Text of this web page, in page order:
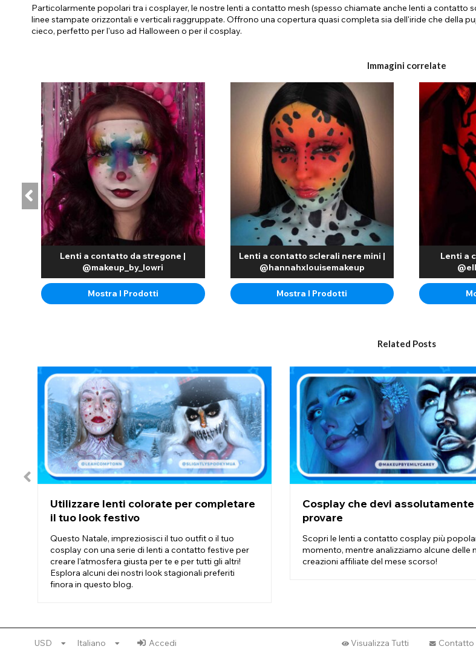
Particolarmente popolari tra i cosplayer, le nostre lenti a contatto mesh (spesso chiamate anche lenti a contatto
linee stampate orizzontali e verticali raggruppate. Offrono una copertura quasi completa sia dell'iride che della
cieco, perfetto per l'uso ad Halloween o per il cosplay.
molto piccoli che lasciano passare un po' di luce. Alcune persone hanno una vista limitata attraverso questi
Le lenti a contatto mesh limiteranno la mia vista?
Sì, a causa della natura delle lenti a contatto a rete, la vista sarà fortemente limitata indossandole, ma non nella
È possibile guidare con le lenti a contatto a rete?
Purtroppo, poiché le lenti a contatto a rete non presentano una pupilla circolare trasparente come le normali
adatte all'uso se si intende guidare o utilizzare macchinari.
Offrendo una vestibilità morbida e confortevole, sono anche resistenti e disponibili in una durata che va dalle
alluminio, sono vendute in coppia e hanno una durata di utilizzo consigliata fino a 8 ore consecutive. Che si
2 ore prima dell'uso. Se si sono scelte lenti a contatto a rete mensili riutilizzabili, assicurarsi di sciacquarle e
importante non superare la durata di utilizzo consigliata per la sicurezza dei propri occhi.
Che tu stia acquistando lenti a contatto bianche a rete, graduate o non graduate, è importante assicurarti che
della lente a contatto con le misure delle lenti per un'esperienza sicura e confortevole. Se stai acquistando lenti
nitida.
Disponibili in una gamma di colori come lenti a contatto a rete bianche, rosse e nere, abbiamo anche una
occhi di personaggi televisivi e cinematografici.
Le nostre lenti a contatto a rete bianche per Halloween sono il colore di lenti più popolare tra i nostri affiliati e
di Halloween. Tra le idee per le nostre lenti a contatto a rete bianche per Halloween ci sono zombie, teschi e
personaggi come pirati, Venom, Catwoman e skin di Fortnite, così come per principesse contorte come
Allo stesso modo, le nostre lenti a contatto nere a rete sono state aggiunte a streghe, personaggi di Scream e
rete si sono dimostrate popolari per il trucco da diavolo e bastoncino di zucchero.
Potresti preferire riservare le tue lenti a contatto colorate a rete per i servizi fotografici a causa della vista
i nostri affiliati e i nostri clienti apprezzano altrettanto l'insolito effetto SFX che conferiscono all'occhio.
Immagini correlate
Lenti a contatto da stregone |
@makeup_by_lowri
Mostra I Prodotti
Lenti a contatto sclerali nere mini |
@hannahxlouisemakeup
Mostra I Prodotti
Lenti a
Related Posts
Utilizzare lenti colorate per completare
il tuo look festivo
Questo Natale, impreziosisci il tuo outfit o il tuo
cosplay con una serie di lenti a contatto festive per
creare l'atmosfera giusta per te e per tutti gli altri!
Esplora alcuni dei nostri look stagionali preferiti
finora in questo blog.
Cosplay che devi assolutamente
provare
Scopri le lenti a contatto cosplay più
momento, mentre analizziamo alcune delle
creazioni affiliate del mese scorso!
USD Italiano Accedi Visualizza Tutti Contatto